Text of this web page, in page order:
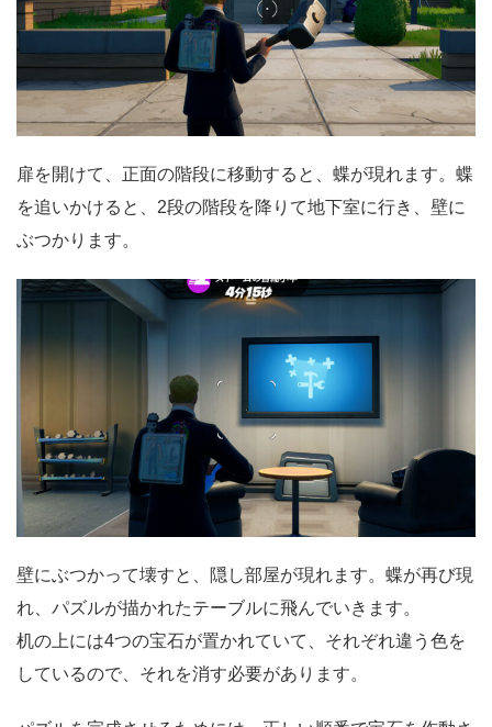
扉を開けて、正面の階段に移動すると、蝶が現れます。蝶
を追いかけると、2段の階段を降りて地下室に行き、壁に
ぶつかります。
壁にぶつかって壊すと、隠し部屋が現れます。蝶が再び現
れ、パズルが描かれたテーブルに飛んでいきます。
机の上には4つの宝石が置かれていて、それぞれ違う色を
しているので、それを消す必要があります。